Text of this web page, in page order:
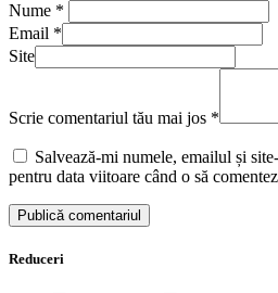
Nume *
Email *
Site
Scrie comentariul tău mai jos *
Salvează-mi numele, emailul și
pentru data viitoare când o să
Reduceri